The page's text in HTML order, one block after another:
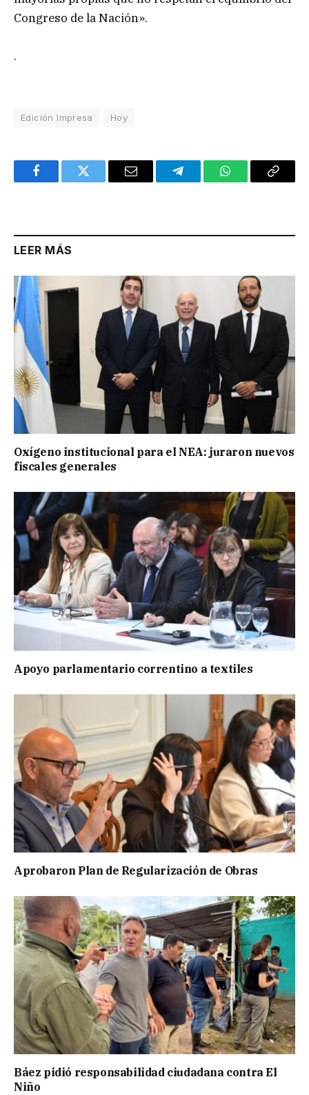
Congreso de la Nación».
.
Edición Impresa Hoy
FacebookTwitter Email TelegramWhatsAppCopy
LEER MÁS
Oxígeno institucional para el NEA: juraron nuevos
fiscales generales
Apoyo parlamentario correntino a textiles
Aprobaron Plan de Regularización de Obras
Báez pidió responsabilidad ciudadana contra El
Niño